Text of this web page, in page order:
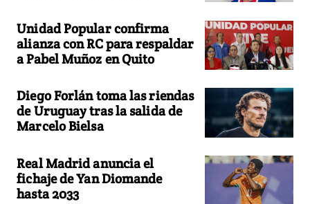
Unidad Popular confirma
alianza con RC para respaldar
a Pabel Muñoz en Quito
Diego Forlán toma las riendas
de Uruguay tras la salida de
Marcelo Bielsa
Real Madrid anuncia el
fichaje de Yan Diomande
hasta 2033